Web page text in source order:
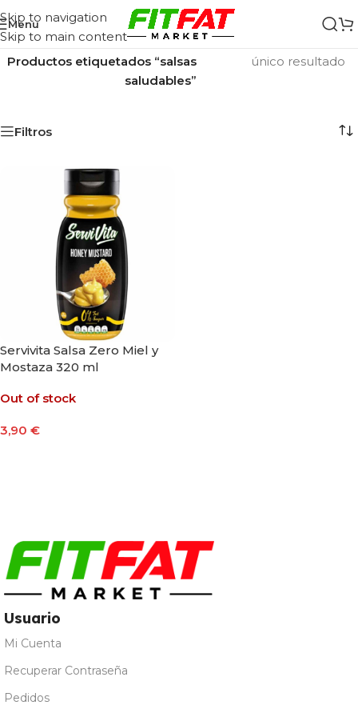
Skip to navigation
Skip to main content
Menu
Inicio/
Productos etiquetados “salsas
saludables”
único resultado
Filtros
Servivita Salsa Zero Miel y
Mostaza 320 ml
Out of stock
3,90 €
Usuario
Mi Cuenta
Recuperar Contraseña
Pedidos